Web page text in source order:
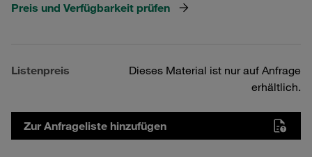
Preis und Verfügbarkeit prüfen
Listenpreis
Dieses Material ist nur auf Anfrage
erhältlich.
Zur Anfrageliste hinzufügen